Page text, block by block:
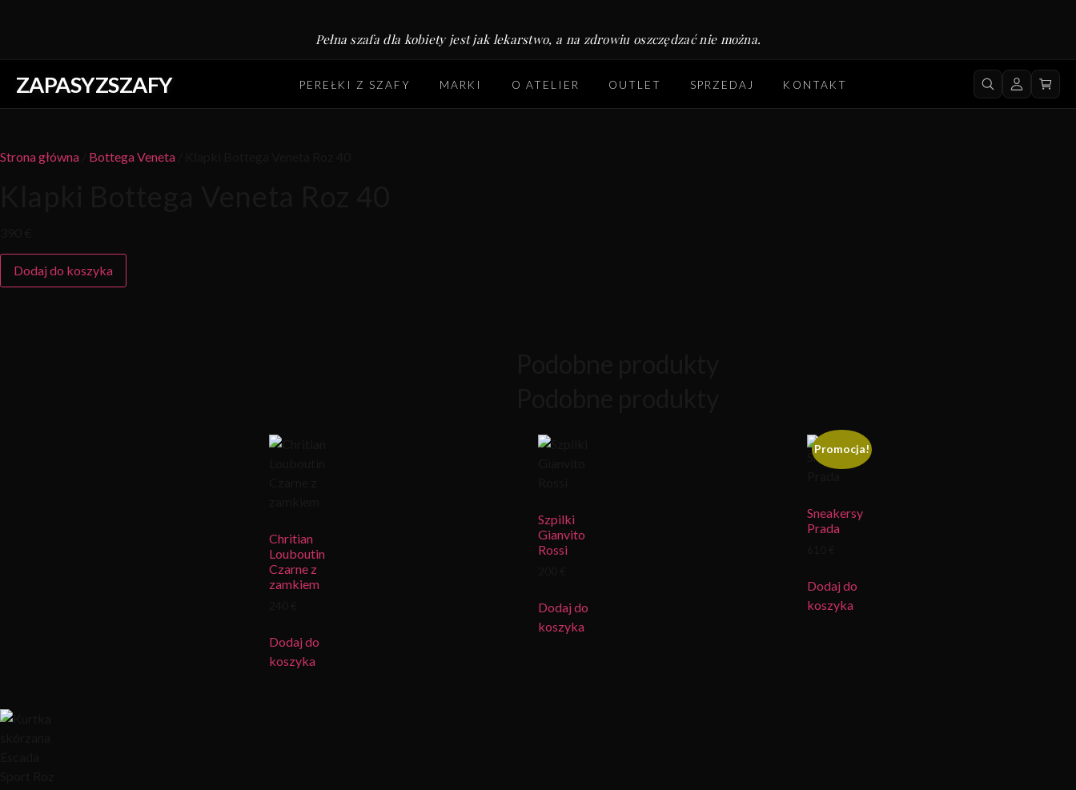
Pełna szafa dla kobiety jest jak lekarstwo, a na zdrowiu oszczędzać nie można.
ZAPASYZSZAFY PEREŁKI Z SZAFY MARKI O ATELIER OUTLET SPRZEDAJ KONTAKT
Strona główna Bottega Veneta
Dodaj do koszyka
Chritian
Louboutin
Czarne z
zamkiem
Dodaj do
koszyka
Szpilki
Gianvito
Rossi
Dodaj do
koszyka
Promocja!
Sneakersy
Prada
Dodaj do
koszyka